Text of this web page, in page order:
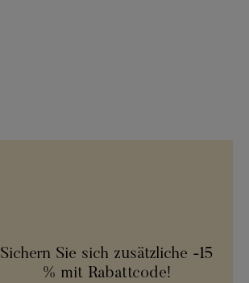
Sichern Sie sich zusätzliche -15
% mit Rabattcode!